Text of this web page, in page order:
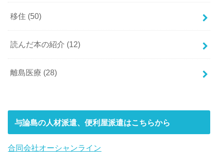
移住 (50)
読んだ本の紹介 (12)
離島医療 (28)
与論島の人材派遣、便利屋派遣はこちらから
合同会社オーシャンライン